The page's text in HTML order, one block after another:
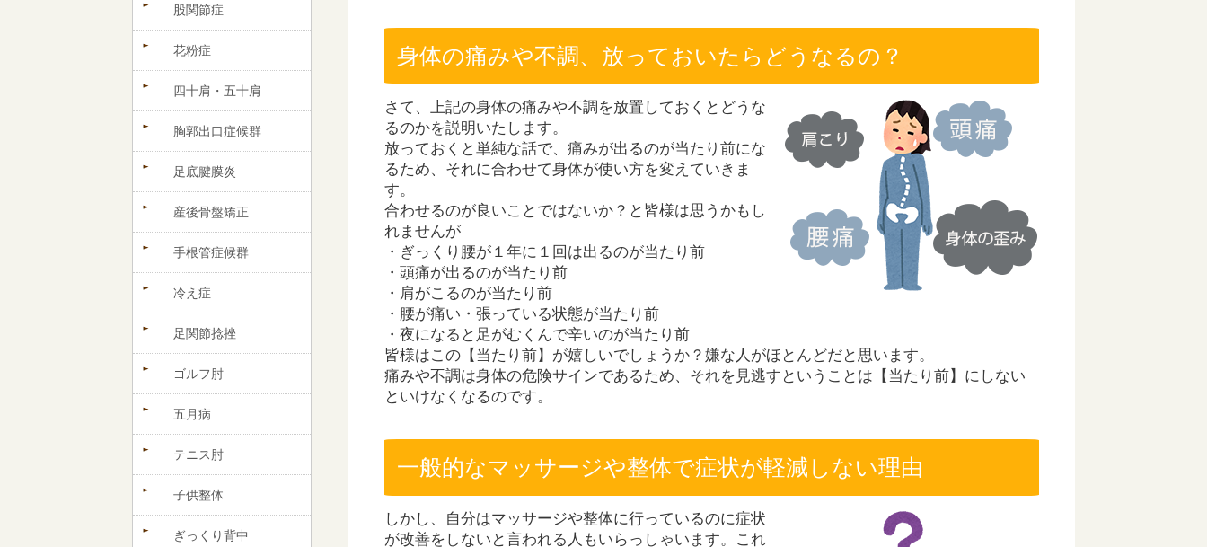
身体の痛みや不調、放っておいたらどうなるの？
さて、上記の身体の痛みや不調を放置しておくとどうな
るのかを説明いたします。
放っておくと単純な話で、痛みが出るのが当たり前にな
るため、それに合わせて身体が使い方を変えていきま
す。
合わせるのが良いことではないか？と皆様は思うかもし
れませんが
・ぎっくり腰が１年に１回は出るのが当たり前
・頭痛が出るのが当たり前
・肩がこるのが当たり前
・腰が痛い・張っている状態が当たり前
・夜になると足がむくんで辛いのが当たり前
皆様はこの【当たり前】が嬉しいでしょうか？嫌な人がほとんどだと思います。
痛みや不調は身体の危険サインであるため、それを見逃すということは【当たり前】にしない
といけなくなるのです。
一般的なマッサージや整体で症状が軽減しない理由
しかし、自分はマッサージや整体に行っているのに症状
が改善をしないと言われる人もいらっしゃいます。これ
股関節症
花粉症
四十肩・五十肩
胸郭出口症候群
足底腱膜炎
産後骨盤矯正
手根管症候群
冷え症
足関節捻挫
ゴルフ肘
五月病
テニス肘
子供整体
ぎっくり背中